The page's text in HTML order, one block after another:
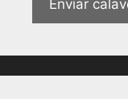
Enviar